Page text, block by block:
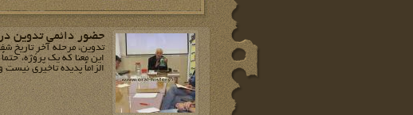
حضور دائمیِ تدوین
تدوین، مرحله آخرِ تاریخ
این معنا که یک پروژه،
الزاماً پدیده تاخیری